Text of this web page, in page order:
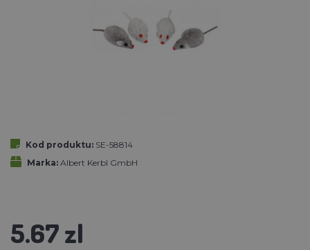
Kod produktu: SE-58814
Marka: Albert Kerbl GmbH
5.67 zl